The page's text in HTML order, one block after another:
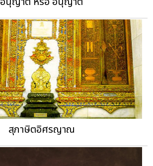
สุภาษิตอิศรญาณ